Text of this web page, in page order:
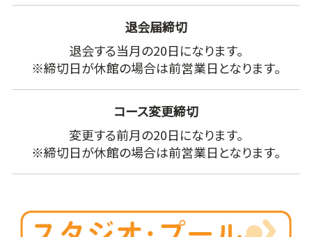
退会届締切
退会する当月の20日になります。
※締切日が休館の場合は前営業日となります。
コース変更締切
変更する前月の20日になります。
※締切日が休館の場合は前営業日となります。